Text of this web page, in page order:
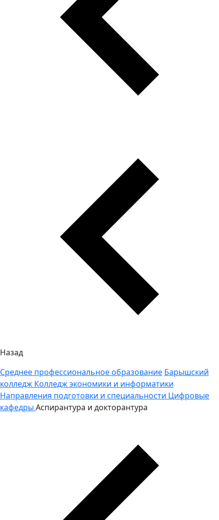
Назад
Среднее профессиональное образование Барышский
колледж Колледж экономики и информатики
Направления подготовки и специальности Цифровые
кафедры Аспирантура и докторантура